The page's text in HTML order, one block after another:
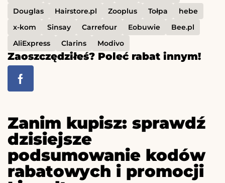
Douglas
Hairstore.pl Zooplus Tołpa
hebe
x-kom
Sinsay Carrefour Eobuwie
Bee.pl
AliExpress
Clarins Modivo
Zaoszczędziłeś? Poleć rabat innym!
Zanim kupisz: sprawdź
dzisiejsze
podsumowanie kodów
rabatowych i promocji